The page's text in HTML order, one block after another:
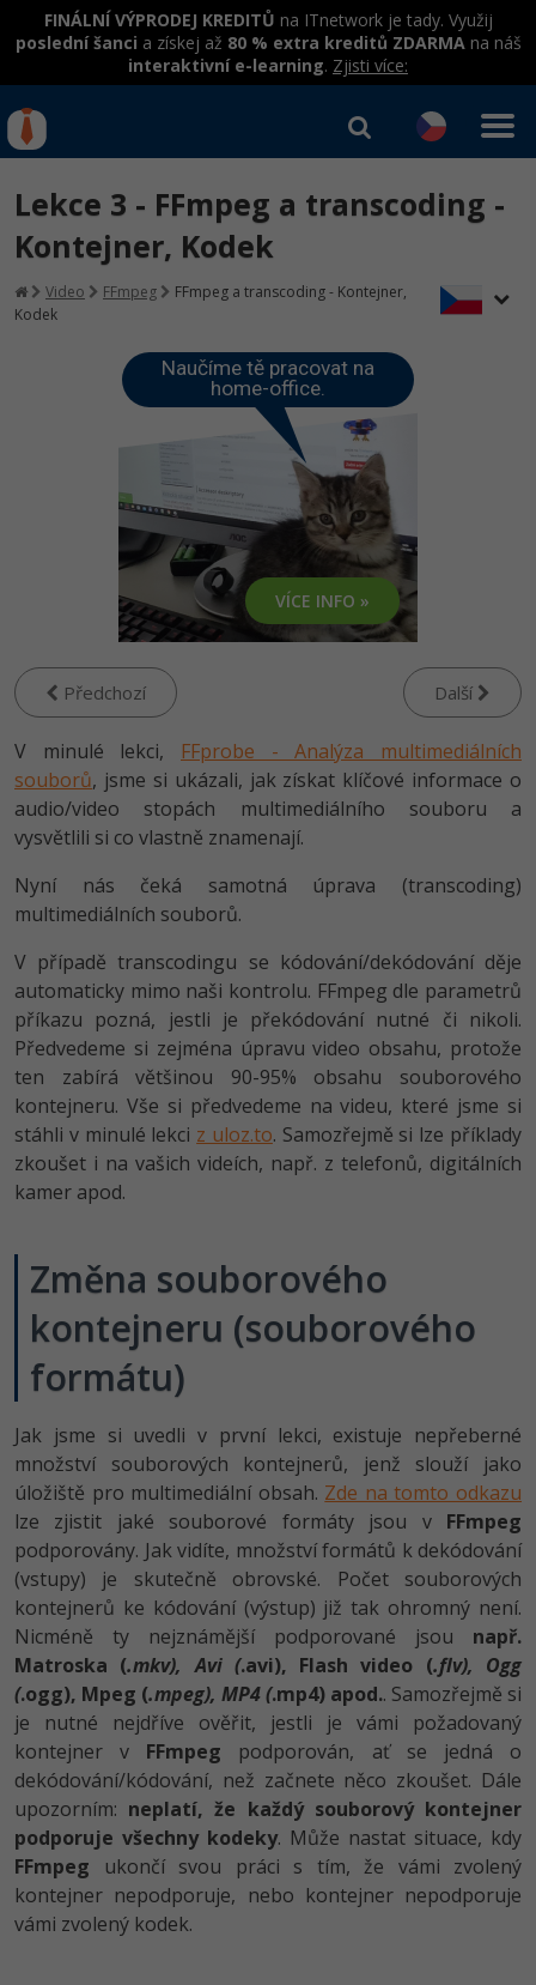
FINÁLNÍ VÝPRODEJ KREDITŮ na ITnetwork je tady. Využij
poslední šanci a získej až 80 % extra kreditů ZDARMAna náš
interaktivní e-learning. Zjisti více:
Rekvalifikace a kurzy
hrazené úřadem práce
Workshopy zdarma
Umělá inteligence v praxi
Datová analýza v praxi
Školení
Základy programování
Objektové programování - OOP
Umělá inteligence
HTML5, CSS3, Bootstrap, SEO
SQL a databáze
Testování a verzování
UML a návrhové vzory
React
ASP.NET MVC
Django
Best practices
Školení dle technologií
Java
JavaScript
Python
HTML / CSS
UML a návrhové vzory
MS-SQL
SQLite
Kurzy IT profesí
Programátor WWW aplikací
Senior programátor
Front-end developer
Vývojář mobilních aplikací
Specialista na AI a bigdata
C# Game developer
Webdesigner
Tester
Systémový administrátor
Grafik / UX/UI návrhář
Projektový manažer
Databázový analytik
Copywriter
WordPress specialista
Jak začít?
C#.NET -80%
Python -80%
JavaScript -80%
PHP
-80%
Swift -80%
Kotlin -80%
-80%
VB.NET
SQL
Návrh SW -80%
Algoritmy -41%
Umělá inteligence (AI) -10%
Více
Fórum
Kurzy e-commerce
Testování softwaru
Datová analýza
Digitální gramotnost
Marketing -30%
WordPress
-30%
UX
Business
Kryptoměny -25%
Copywriting
MS Office -80%
Google Dokumenty
Time management
Windows
Sítě
Kybernetická bezpečnost
Fórum
HTML/CSS -80%
Photoshop -80%
Adobe Illustrator -80%
Adobe Lightroom
Adobe InDesign -25%
Adobe After Effects
Blender -80%
Inkscape
Fotografování
Video
Ostatní
Fórum
Blog
Kariéra
Pro firmy
Přihlásit se | Registrovat
Lekce 3 - FFmpeg a transcoding -
Kontejner, Kodek
Video FFmpeg
FFmpeg a transcoding - Kontejner,
Kodek
Naučíme tě pracovat na
home-office.
VÍCE INFO »
Předchozí Další
V minulé lekci, FFprobe - Analýza multimediálních
souborů, jsme si ukázali, jak získat klíčové informace o
audio/video stopách multimediálního souboru a
vysvětlili si co vlastně znamenají.
Nyní nás čeká samotná úprava (transcoding)
multimediálních souborů.
V případě transcodingu se kódování/dekódování děje
automaticky mimo naši kontrolu. FFmpeg dle parametrů
příkazu pozná, jestli je překódování nutné či nikoli.
Předvedeme si zejména úpravu video obsahu, protože
ten zabírá většinou 90-95% obsahu souborového
kontejneru. Vše si předvedeme na videu, které jsme si
stáhli v minulé lekci z uloz.to. Samozřejmě si lze příklady
zkoušet i na vašich videích, např. z telefonů, digitálních
kamer apod.
Změna souborového
kontejneru (souborového
formátu)
Jak jsme si uvedli v první lekci, existuje nepřeberné
množství souborových kontejnerů, jenž slouží jako
úložiště pro multimediální obsah. Zde na tomto odkazu
lze zjistit jaké souborové formáty jsou v FFmpeg
podporovány. Jak vidíte, množství formátů k dekódování
(vstupy) je skutečně obrovské. Počet souborových
kontejnerů ke kódování (výstup) již tak ohromný není.
Nicméně ty nejznámější podporované jsou např.
Matroska (.mkv), Avi (.avi), Flash video (.flv), Ogg
(.ogg), Mpeg (.mpeg), MP4 (.mp4) apod.. Samozřejmě si
je nutné nejdříve ověřit, jestli je vámi požadovaný
kontejner v FFmpeg podporován, ať se jedná o
dekódování/kó­dování, než začnete něco zkoušet. Dále
upozorním: neplatí, že každý souborový kontejner
podporuje všechny kodeky. Může nastat situace, kdy
FFmpeg ukončí svou práci s tím, že vámi zvolený
kontejner nepodporuje, nebo kontejner nepodporuje
vámi zvolený kodek.